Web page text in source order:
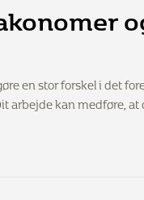
en stor forskel i det
arbejde kan medføre,